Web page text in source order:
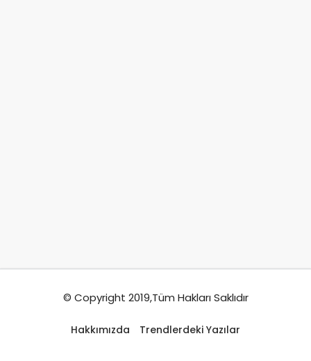
© Copyright 2019,Tüm Hakları Saklıdır
Hakkımızda Trendlerdeki Yazılar